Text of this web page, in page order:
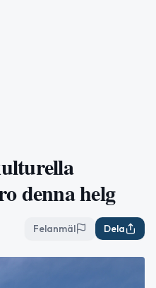
denna helg
Felanmäl Dela